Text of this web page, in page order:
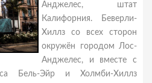
Анджелес, штат
Калифорния. Беверли-
Хиллз со всех сторон
окружён городом Лос-
Анджелес, и вместе с
Бель-Эйр и Холмби-Хиллз